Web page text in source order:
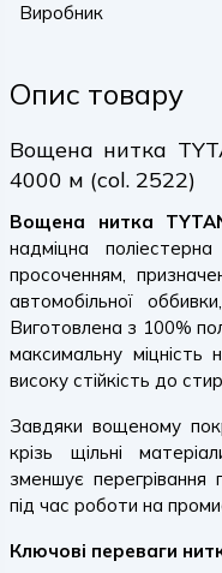
Виробник
Опис товару
Вощена нитка
4000 м (col. 2522)
Вощена нитка
надміцна
просоченням,
автомобільної
Виготовлена з 100%
максимальну міцність
високу стійкість до
Завдяки вощеному
крізь щільні
зменшує перегрівання
під час роботи на
Ключові переваги